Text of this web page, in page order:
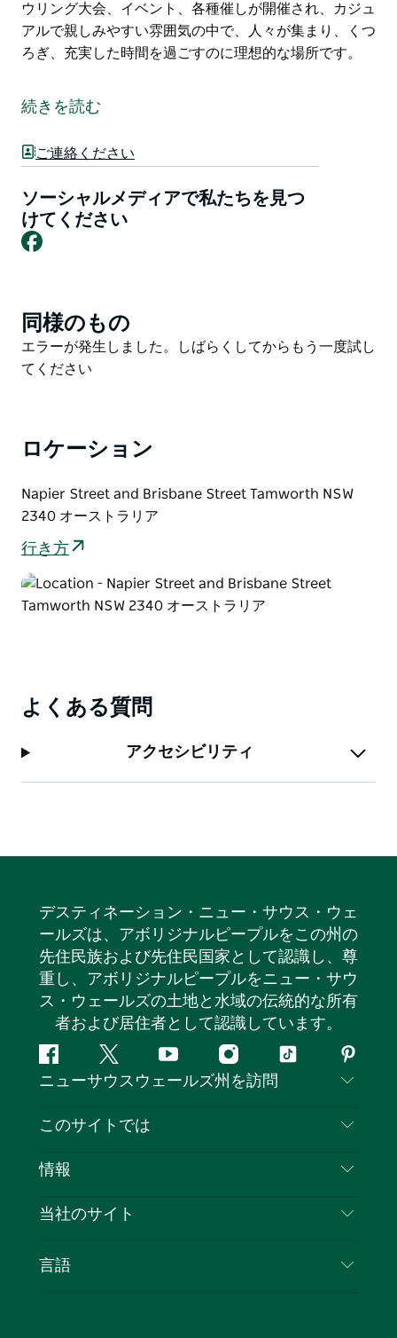
ウリング大会、イベント、各種催しが開催され、カジュ
アルで親しみやすい雰囲気の中で、人々が集まり、くつ
ろぎ、充実した時間を過ごすのに理想的な場所です。
中心部に位置する、長年地域に根ざした施設です。リラ
ックスした温かい雰囲気の中で、ゆったりとボウリング
を楽しめます。クラブには、手入れの行き届いたボウリ
ンググリーン、快適な屋内スペース、手頃な価格の食
事、そしてフレンドリーなバーがあります。定期的なボ
ウリング大会、イベント、各種催しが開催され、カジュ
アルで親しみやすい雰囲気の中で、人々が集まり、くつ
ろぎ、充実した時間を過ごすのに理想的な場所です。
続きを読む
ご連絡ください
ソーシャルメディアで私たちを見つ
けてください
Facebook
Product
List
同様のもの
Product
List
エラーが発生しました。しばらくしてからもう一度試し
てください
ロケーション
Napier Street and Brisbane Street Tamworth NSW
2340 オーストラリア
行き方
よくある質問
アクセシビリティ
デスティネーション・ニュー・サウス・ウェ
ールズは、アボリジナルピープルをこの州の
先住民族および先住民国家として認識し、尊
重し、アボリジナルピープルをニュー・サウ
ス・ウェールズの土地と水域の伝統的な所有
者および居住者として認識しています。
フ
ェ
ス
ッ
ツ
イ
タ
ユ
ー
イ
ン
テ
ピ
ン
レ
ト
ニューサウスウェールズ州を訪問
お問い合わせ
クッキーに関する通知
このサイトでは
目的地
イベント
情報
旅行情報
NSWでのビジネス
当社のサイト
言語